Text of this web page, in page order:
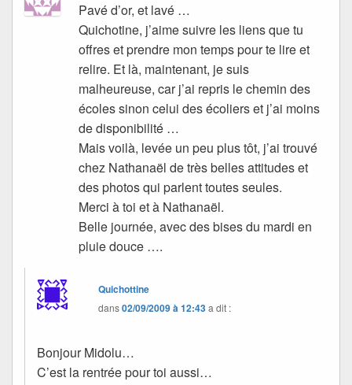
Pavé d’or, et lavé …
Quichotine, j’aime suivre les liens que tu
offres et prendre mon temps pour te lire et
relire. Et là, maintenant, je suis
malheureuse, car j’ai repris le chemin des
écoles sinon celui des écoliers et j’ai moins
de disponibilité …
Mais voilà, levée un peu plus tôt, j’ai trouvé
chez Nathanaël de très belles attitudes et
des photos qui parlent toutes seules.
Merci à toi et à Nathanaël.
Belle journée, avec des bises du mardi en
pluie douce ….
Quichottine
dans02/09/2009 à 12:43a dit :
Bonjour Midolu…
C’est la rentrée pour toi aussi…